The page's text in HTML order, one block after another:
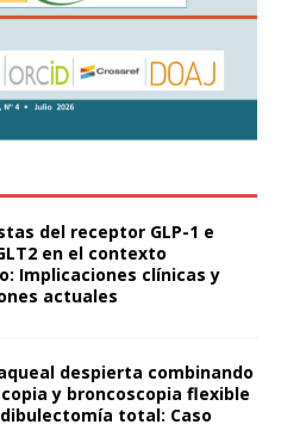
del receptor GLP-1 e
en el contexto
Implicaciones clínicas y
actuales
despierta combinando
y broncoscopia flexible
total: Caso